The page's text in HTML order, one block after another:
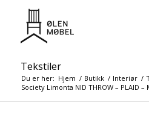
Tekstiler
Du er her: Hjem / Butikk / Interiør /
Society Limonta NID THROW – PLAID –